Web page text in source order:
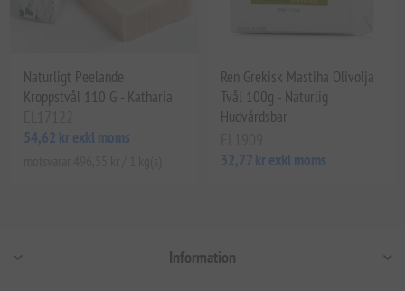
Naturligt Peelande
Kroppstvål 110 G - Katharia
54,62 kr exkl moms
Ren Grekisk Mastiha Olivolja
Tvål 100g - Naturlig
Hudvårdsbar
32,77 kr exkl moms
Information